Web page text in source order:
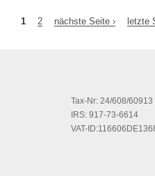
1 2 nächste Seite › letzte
Tax-Nr: 24/608/60913
IRS: 917-73-6614
VAT-